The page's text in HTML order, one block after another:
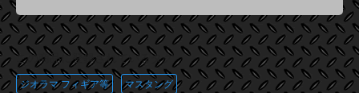
この商品に登録されているタグ
ジオラマ フィギア等 マスタング